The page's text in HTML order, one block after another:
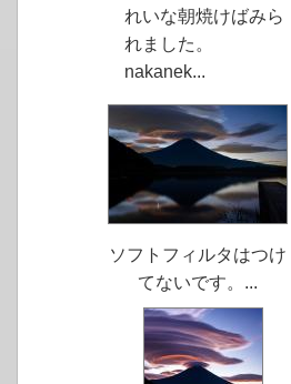
れいな朝焼けばみら
れました。
nakanek...
ソフトフィルタはつけ
てないです。...